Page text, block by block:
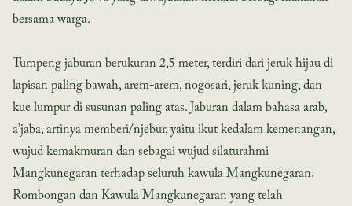
bersama warga.
Tumpeng jaburan berukuran 2,5 meter, terdiri dari jeruk hijau di
lapisan paling bawah, arem-arem, nogosari, jeruk kuning, dan
kue lumpur di susunan paling atas. Jaburan dalam bahasa arab,
a’jaba, artinya memberi/njebur, yaitu ikut kedalam kemenangan,
wujud kemakmuran dan sebagai wujud silaturahmi
Mangkunegaran terhadap seluruh kawula Mangkunegaran.
Rombongan dan Kawula Mangkunegaran yang telah